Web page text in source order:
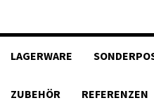
LAGERWARE
ZUBEHÖR REFERENZEN